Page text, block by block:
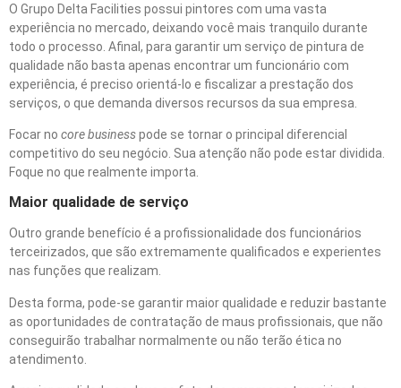
O Grupo Delta Facilities possui pintores com uma vasta
experiência no mercado, deixando você mais tranquilo durante
todo o processo. Afinal, para garantir um serviço de pintura de
qualidade não basta apenas encontrar um funcionário com
experiência, é preciso orientá-lo e fiscalizar a prestação dos
serviços, o que demanda diversos recursos da sua empresa.
Focar no core businesspode se tornar o principal diferencial
competitivo do seu negócio. Sua atenção não pode estar dividida.
Foque no que realmente importa.
Maior qualidade de serviço
Outro grande benefício é a profissionalidade dos funcionários
terceirizados, que são extremamente qualificados e experientes
nas funções que realizam.
Desta forma, pode-se garantir maior qualidade e reduzir bastante
as oportunidades de contratação de maus profissionais, que não
conseguirão trabalhar normalmente ou não terão ética no
atendimento.